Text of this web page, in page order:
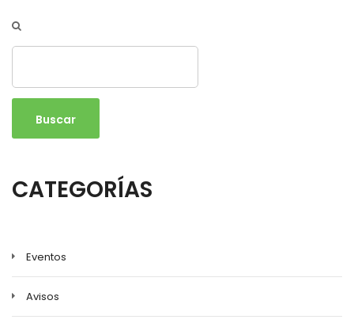
CATEGORÍAS
Eventos
Avisos